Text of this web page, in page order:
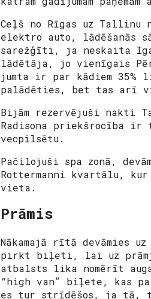
Ceļš no Rīgas uz Tallinu
elektro auto, lādēšanās
sarežģīti, ja neskaita
lādētāja, jo vienīgais
jumta ir par kādiem
palādēties, bet tas arī
Bijām rezervējuši nakti
Radisona priekšrocība ir
vecpilsētu.
Pačilojuši spa zonā,
Rottermanni kvartālu,
vieta.
Prāmis
Nākamajā rītā devāmies
pirkt biļeti, lai uz prāmja
atbalsts lika nomērīt
“high van” biļete, kas
es tur strīdēšos, ja tā,